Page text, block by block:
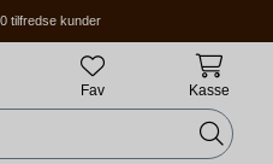
tilfredse kunder
over 400 kr.
1-3 hverdage.
Fav Kasse